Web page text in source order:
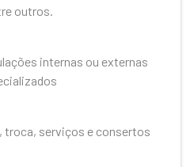
outros.
internas ou externas
troca, serviços e consertos